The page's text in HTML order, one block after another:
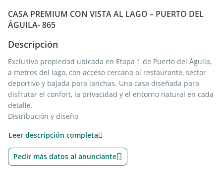
CASA PREMIUM CON VISTA AL LAGO – PUERTO DEL
ÁGUILA- 865
Descripción
Exclusiva propiedad ubicada en Etapa 1 de Puerto del Águila,
a metros del lago, con acceso cercano al restaurante, sector
deportivo y bajada para lanchas. Una casa diseñada para
disfrutar el confort, la privacidad y el entorno natural en cada
detalle.
Distribución y diseño
compartidos)
• 2 dormitorios en suite con vestidor
• 3 baños completos
Leer descripción completa
Pedir más datos al anunciante